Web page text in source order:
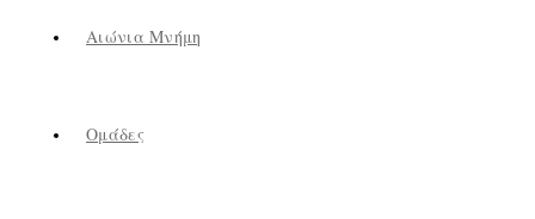
Αιώνια Μνήμη
Ομάδες